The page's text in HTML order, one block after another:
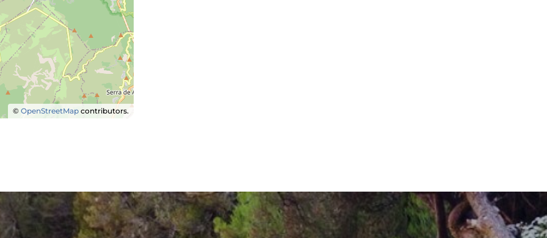
©OpenStreetMap contributors.